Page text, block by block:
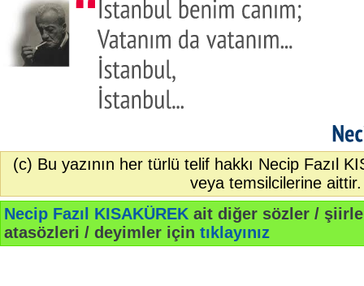
(c) Bu yazının her türlü telif hakkı Necip Fazıl
veya temsilcilerine aittir.
Necip Fazıl KISAKÜREK ait diğer sözler /
atasözleri / deyimler için tıklayınız